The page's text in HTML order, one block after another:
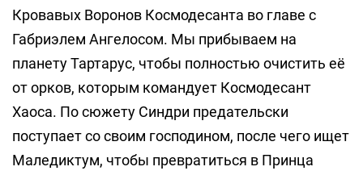
Кровавых Воронов Космодесанта во главе с
Габриэлем Ангелосом. Мы прибываем на
планету Тартарус, чтобы полностью очистить её
от орков, которым командует Космодесант
Хаоса. По сюжету Синдри предательски
поступает со своим господином, после чего ищет
Маледиктум, чтобы превратиться в Принца